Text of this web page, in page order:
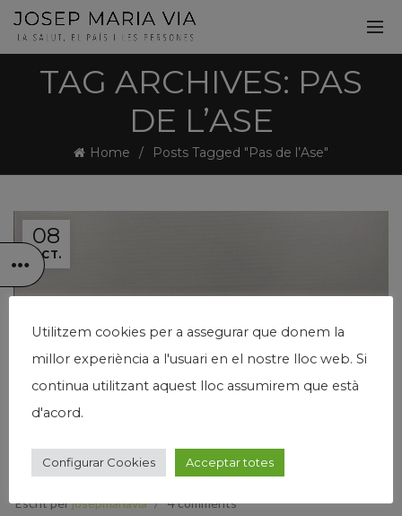
TAG ARCHIVES: PAS
DE L’ASE
Home Posts Tagged "Pas de l’Ase"
08
OCT.
SETEMBRE 2024
Escrit perjosepmariavia 4 comments
Utilitzem cookies per a assegurar que donem la
millor experiència a l'usuari en el nostre lloc web. Si
continua utilitzant aquest lloc assumirem que està
d'acord.
Configurar Cookies Acceptar totes